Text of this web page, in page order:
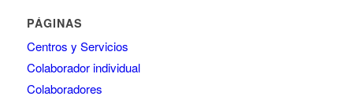
PÁGINAS
Centros y Servicios
Colaborador individual
Colaboradores